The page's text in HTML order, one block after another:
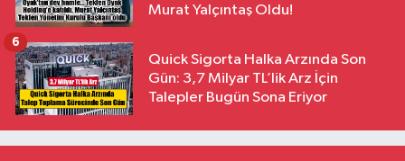
Murat Yalçıntaş Oldu!
Quick Sigorta Halka Arzında Son
Gün: 3,7 Milyar TL’lik Arz İçin
Talepler Bugün Sona Eriyor
6